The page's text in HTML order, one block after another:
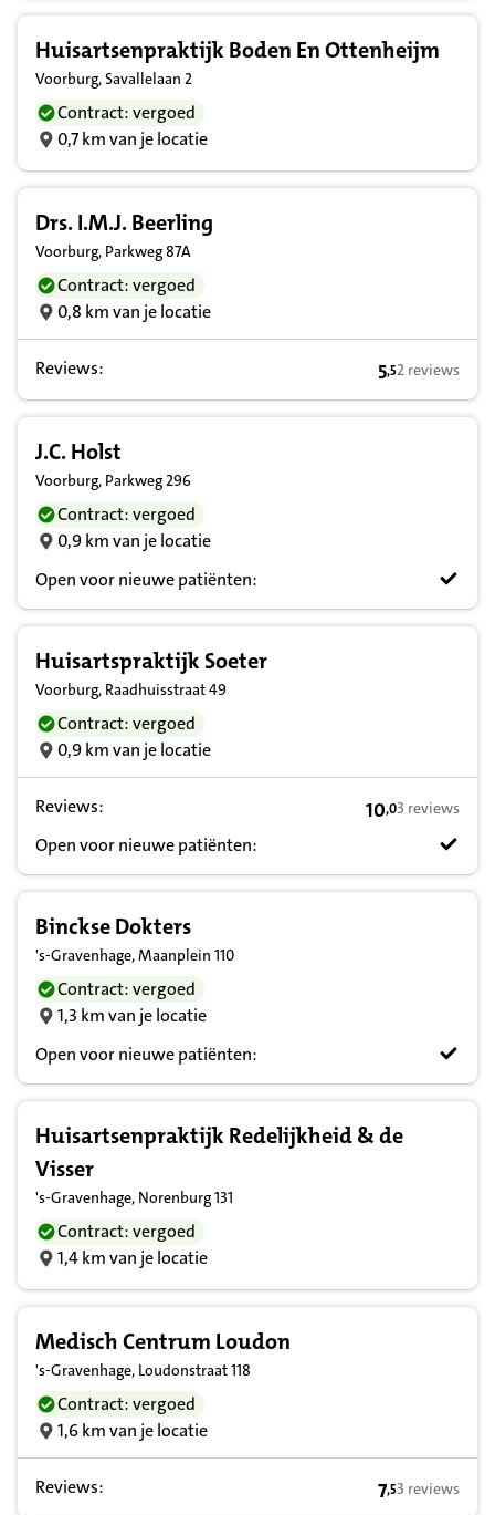
Huisartsenpraktijk Boden En Ottenheijm
Voorburg, Savallelaan 2
Contract: vergoed
0,7 km van je locatie
Drs. I.M.J. Beerling
Voorburg, Parkweg 87A
Contract: vergoed
0,8 km van je locatie
Reviews: 5,5 op basis
5,52 reviews
J.C. Holst
Voorburg, Parkweg 296
Contract: vergoed
0,9 km van je locatie
Open voor nieuwe patiënten:
Huisartspraktijk Soeter
Voorburg, Raadhuisstraat 49
Contract: vergoed
0,9 km van je locatie
Reviews: 10,0 op basis
10,03 reviews
Open voor nieuwe patiënten:
Binckse Dokters
's-Gravenhage, Maanplein 110
Contract: vergoed
1,3 km van je locatie
Open voor nieuwe patiënten:
Huisartsenpraktijk Redelijkheid & de
Visser
's-Gravenhage, Norenburg 131
Contract: vergoed
1,4 km van je locatie
Medisch Centrum Loudon
's-Gravenhage, Loudonstraat 118
Contract: vergoed
1,6 km van je locatie
Reviews: 7,5 op basis
7,53 reviews